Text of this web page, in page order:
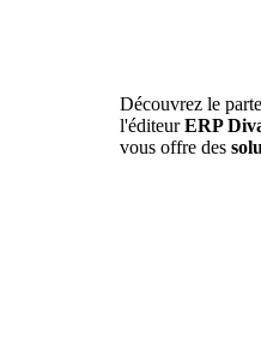
Découvrez le
l'éditeurERP
vous offre des